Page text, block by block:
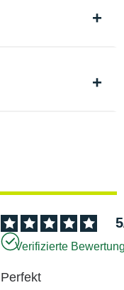
5
Verifizierte
Perfekt